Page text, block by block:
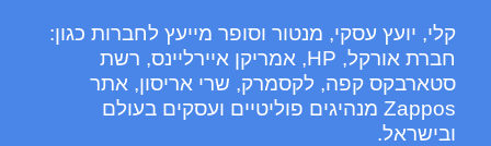
קלי, יועץ עסקי, מנטור וסופר מייעץ לחברות כגון:
חברת אורקל, HP, אמריקן איירליינס, רשת
סטארבקס קפה, לקסמרק, שרי אריסון, אתר
Zappos מנהיגים פוליטיים ועסקים בעולם
ובישראל.